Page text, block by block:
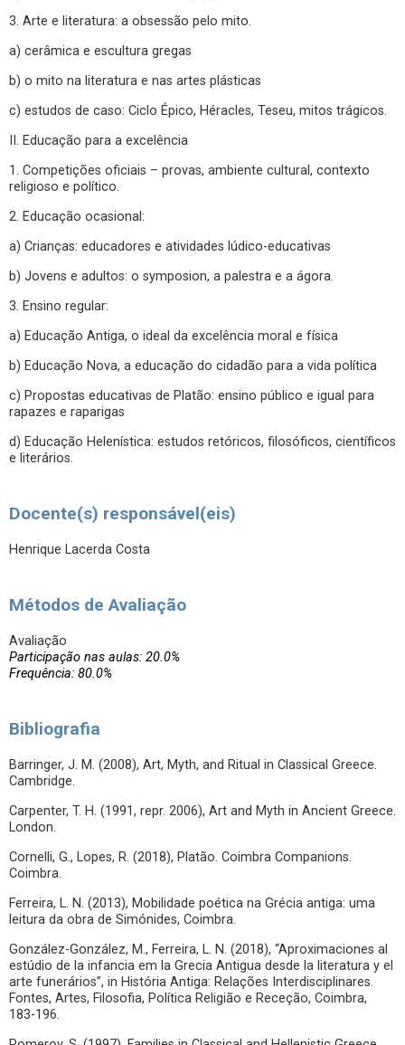
3. Arte e literatura: a obsessão pelo mito.
a) cerâmica e escultura gregas
b) o mito na literatura e nas artes plásticas
c) estudos de caso: Ciclo Épico, Héracles, Teseu, mitos trágicos.
II. Educação para a excelência
1. Competições oficiais – provas, ambiente cultural, contexto
religioso e político.
2. Educação ocasional:
a) Crianças: educadores e atividades lúdico-educativas
b) Jovens e adultos: o symposion, a palestra e a ágora.
3. Ensino regular:
a) Educação Antiga, o ideal da excelência moral e física
b) Educação Nova, a educação do cidadão para a vida política
c) Propostas educativas de Platão: ensino público e igual para
rapazes e raparigas
d) Educação Helenística: estudos retóricos, filosóficos, científicos
e literários.
Docente(s) responsável(eis)
Henrique Lacerda Costa
Métodos de Avaliação
Avaliação
Participação nas aulas: 20.0%
Frequência: 80.0%
Bibliografia
Barringer, J. M. (2008), Art, Myth, and Ritual in Classical Greece.
Cambridge.
Carpenter, T. H. (1991, repr. 2006), Art and Myth in Ancient Greece.
London.
Cornelli, G., Lopes, R. (2018), Platão. Coimbra Companions.
Coimbra.
Ferreira, L. N. (2013), Mobilidade poética na Grécia antiga: uma
leitura da obra de Simónides, Coimbra.
González-González, M., Ferreira, L. N. (2018), “Aproximaciones al
estúdio de la infancia em la Grecia Antigua desde la literatura y el
arte funerários”, in História Antiga: Relações Interdisciplinares.
Fontes, Artes, Filosofia, Política Religião e Receção, Coimbra,
183-196.